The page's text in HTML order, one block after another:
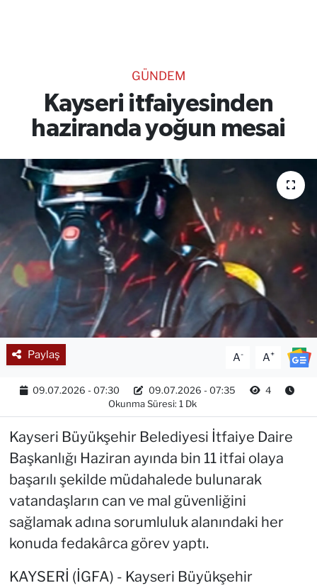
GÜNDEM
Kayseri itfaiyesinden
haziranda yoğun mesai
Paylaş A- A+
09.07.2026 - 07:30 09.07.2026 - 07:35
4
Okunma Süresi: 1 Dk
Kayseri Büyükşehir Belediyesi İtfaiye Daire
Başkanlığı Haziran ayında bin 11 itfai olaya
başarılı şekilde müdahalede bulunarak
vatandaşların can ve mal güvenliğini
sağlamak adına sorumluluk alanındaki her
konuda fedakârca görev yaptı.
KAYSERİ (İGFA) - Kayseri Büyükşehir
RESMİ İLANLAR
Gencsesfm Canlı Dinle